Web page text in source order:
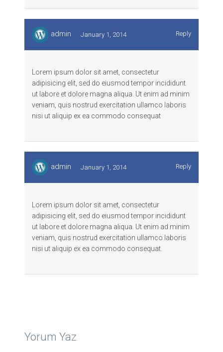
admin January 1, 2014 Reply
Lorem ipsum dolor sit amet, consectetur
adipisicing elit, sed do eiusmod tempor incididunt
ut labore et dolore magna aliqua. Ut enim ad minim
veniam, quis nostrud exercitation ullamco laboris
nisi ut aliquip ex ea commodo consequat
admin January 1, 2014 Reply
Lorem ipsum dolor sit amet, consectetur
adipisicing elit, sed do eiusmod tempor incididunt
ut labore et dolore magna aliqua. Ut enim ad minim
veniam, quis nostrud exercitation ullamco laboris
nisi ut aliquip ex ea commodo consequat.
Yorum Yaz